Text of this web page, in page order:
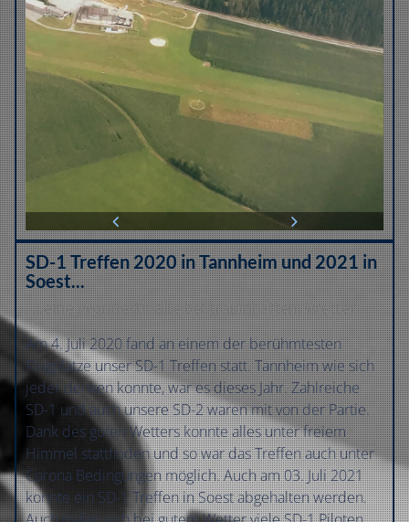
SD-1 Treffen 2020 in Tannheim und 2021 in
Soest...
.....eine Wonne für alle bei traumhaftem Wetter
Am 4. Juli 2020 fand an einem der berühmtesten
Flugplätze unser SD-1 Treffen statt. Tannheim wie sich
jeder denken konnte, war es dieses Jahr. Zahlreiche
SD-1 und auch unsere SD-2 waren mit von der Partie.
Dank des guten Wetters konnte alles unter freiem
Himmel stattfinden und so war das Treffen auch unter
Corona Bedingungen möglich. Auch am 03. Juli 2021
konnte ein SD-1 Treffen in Soest abgehalten werden.